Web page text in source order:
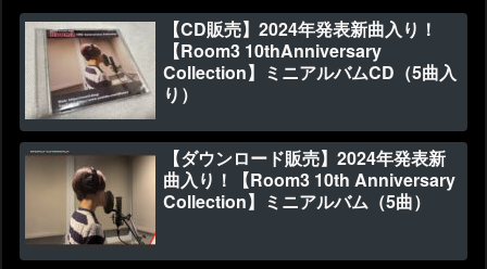
【CD販売】2024年発表新曲入り！
【Room3 10thAnniversary
Collection】ミニアルバムCD（5曲入
り）
【ダウンロード販売】2024年発表新
曲入り！【Room3 10th Anniversary
Collection】ミニアルバム（5曲）